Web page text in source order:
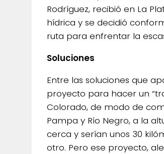
Rodríguez, recibió en La
hídrica y se decidió
ruta para enfrentar la
Soluciones
Entre las soluciones que
proyecto para hacer un
Colorado, de modo de
Pampa y Río Negro, a la
cerca y serían unos 30
otro. Pero ese proyecto,